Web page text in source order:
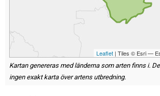
Leaflet | Tiles © Esri —
Kartan genereras med länderna som arten finns i.
ingen exakt karta över artens utbredning.